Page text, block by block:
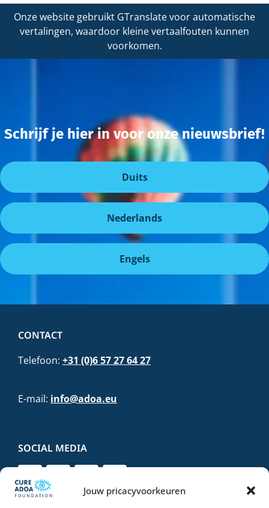
Jouw pricacyvoorkeuren
Onze website gebruikt GTranslate voor automatische
vertalingen, waardoor kleine vertaalfouten kunnen
voorkomen.
Schrijf je hier in voor onze nieuwsbrief!
Duits
Nederlands
Engels
CONTACT
Telefoon: +31 (0)6 57 27 64 27
E-mail: info@adoa.eu
SOCIAL MEDIA